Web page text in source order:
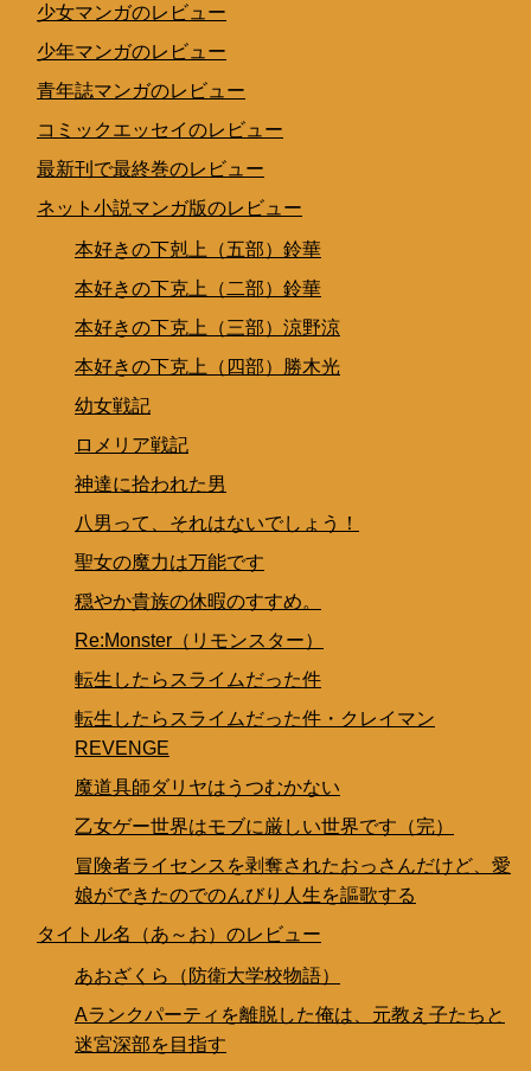
少女マンガのレビュー
少年マンガのレビュー
青年誌マンガのレビュー
コミックエッセイのレビュー
最新刊で最終巻のレビュー
ネット小説マンガ版のレビュー
本好きの下剋上（五部）鈴華
本好きの下克上（二部）鈴華
本好きの下克上（三部）涼野涼
本好きの下克上（四部）勝木光
幼女戦記
ロメリア戦記
神達に拾われた男
八男って、それはないでしょう！
聖女の魔力は万能です
穏やか貴族の休暇のすすめ。
Re:Monster（リモンスター）
転生したらスライムだった件
転生したらスライムだった件・クレイマン
REVENGE
魔道具師ダリヤはうつむかない
乙女ゲー世界はモブに厳しい世界です（完）
冒険者ライセンスを剥奪されたおっさんだけど、愛
娘ができたのでのんびり人生を謳歌する
タイトル名（あ～お）のレビュー
あおざくら（防衛大学校物語）
Aランクパーティを離脱した俺は、元教え子たちと
迷宮深部を目指す